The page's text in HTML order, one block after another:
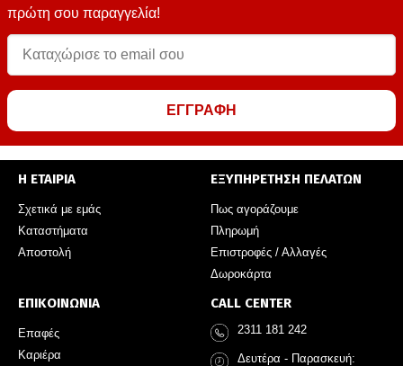
πρώτη σου παραγγελία!
ΕΓΓΡΑΦΗ
Η ΕΤΑΙΡΙΑ
Σχετικά με εμάς
Καταστήματα
Αποστολή
ΕΞΥΠΗΡΕΤΗΣΗ ΠΕΛΑΤΩΝ
Πως αγοράζουμε
Πληρωμή
Επιστροφές / Αλλαγές
Δωροκάρτα
ΕΠΙΚΟΙΝΩΝΙΑ
Επαφές
Καριέρα
CALL CENTER
2311 181 242
Δευτέρα - Παρασκευή: